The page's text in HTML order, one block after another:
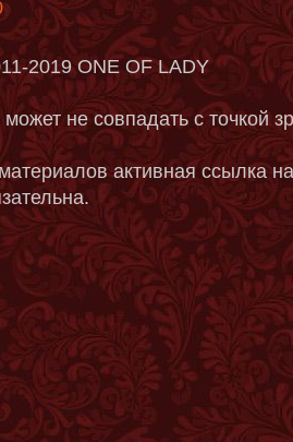
2019 ONE OF LADY
не совпадать с точкой
активная ссылка